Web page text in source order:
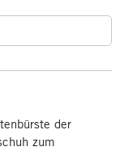
der
zum